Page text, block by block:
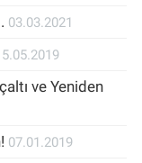
03.03.2021
ve Yeniden
07.01.2019